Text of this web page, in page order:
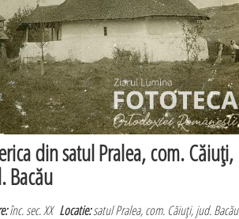
din satul Pralea, com. Căiuţi,
Bacău
înc. sec. XXLocatie:satul Pralea, com. Căiuţi, jud. Bacău